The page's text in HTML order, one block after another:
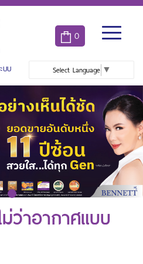
0
บบ Select Language ▼
ว่าอากาศแบบ